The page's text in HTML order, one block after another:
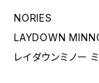
NORIES
LAYDOWN
レイダウンミノー